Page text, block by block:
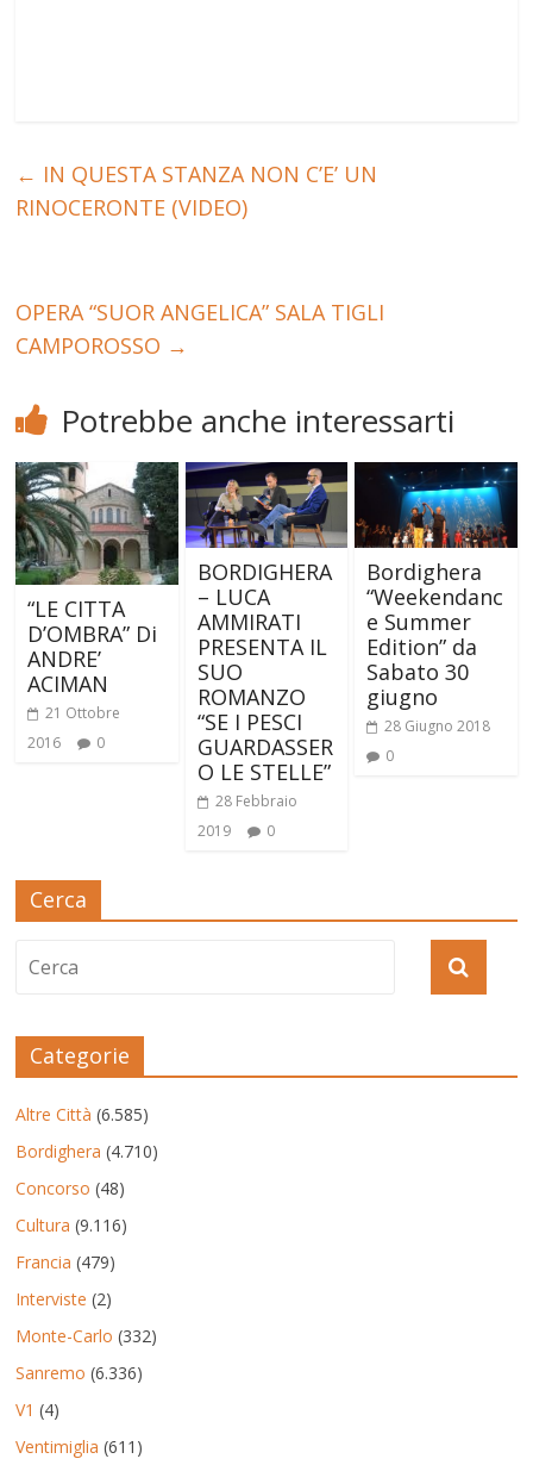
← IN QUESTA STANZA NON C’E’ UN
RINOCERONTE (VIDEO)
OPERA “SUOR ANGELICA” SALA TIGLI
CAMPOROSSO →
Potrebbe anche interessarti
“LE CITTA
D’OMBRA” Di
ANDRE’
ACIMAN
21 Ottobre
2016
0
BORDIGHERA
– LUCA
AMMIRATI
PRESENTA IL
SUO
ROMANZO
“SE I PESCI
GUARDASSER
O LE STELLE”
28 Febbraio
2019
0
Bordighera
“Weekendanc
e Summer
Edition” da
Sabato 30
giugno
28 Giugno 2018
0
Cerca
Categorie
Altre Città (6.585)
Bordighera (4.710)
Concorso (48)
Cultura (9.116)
Francia (479)
Interviste (2)
Monte-Carlo (332)
Sanremo (6.336)
V1 (4)
Ventimiglia (611)